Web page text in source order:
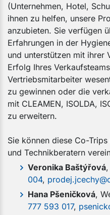
(Unternehmen, Hotel,
ihnen zu helfen, unsere
anzubieten. Sie verfügen
Erfahrungen in der
und unterstützen mit ihrer
Erfolg Ihres
Vertriebsmitarbeiter
zu gewinnen oder die
mit CLEAMEN, ISOLDA,
zu erweitern.
Sie können diese Co-
und Technikberatern
Veronika Baštýřová
004,
Hana Pšeničková,
777 593 017,